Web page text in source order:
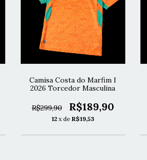
Camisa Costa do Marfim I
2026 Torcedor Masculina
R$299,90 R$189,90
12 x de R$19,53